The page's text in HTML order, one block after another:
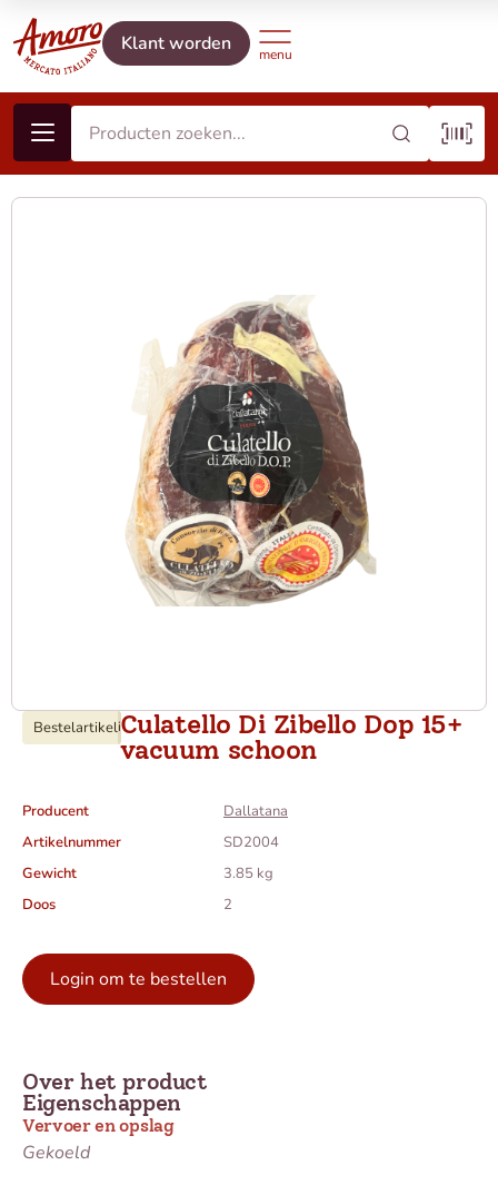
Klant worden
BestelartikeliCulatello Di Zibello Dop 15+
vacuum schoon
Producent
Dallatana
Artikelnummer
SD2004
Gewicht
3.85 kg
Doos
2
Login om te bestellen
Eigenschappen
Vervoer en opslag
Gekoeld
Over het product